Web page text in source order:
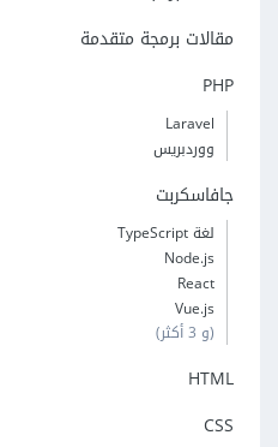
مقالات برمجة متقدمة
PHP
Laravel
ووردبريس
جافاسكربت
لغة TypeScript
Node.js
React
Vue.js
(و 3 أكثر)
HTML
CSS